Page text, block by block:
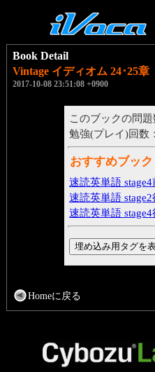
Book Detail
Vintage イディオム 24･25章
2017-10-08 23:51:08 +0900
このブックの問題
勉強(プレイ)回数
おすすめブック
速読英単語
速読英単語
速読英単語
Homeに戻る